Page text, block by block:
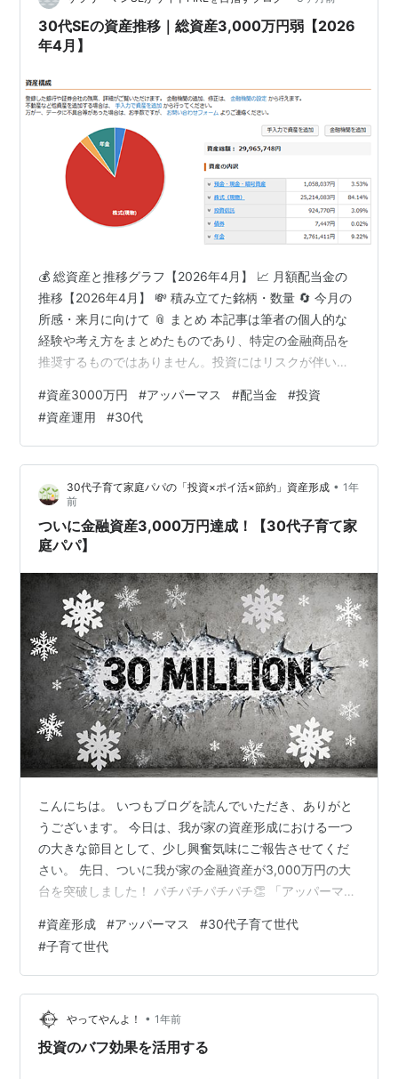
発表があり…
30代SEの資産推移｜総資産3,000万円弱【2026
年4月】
💰 総資産と推移グラフ【2026年4月】 📈 月額配当金の
推移【2026年4月】 💸 積み立てた銘柄・数量 🔄 今月の
所感・来月に向けて 📎 まとめ 本記事は筆者の個人的な
経験や考え方をまとめたものであり、特定の金融商品を
推奨するものではありません。投資にはリスクが伴いま
す。 4月もお疲れ様でした！ 今月は前月から大幅に増加
して2,996万円となりました。配当金はは17,805円いた
だけました。アメリカとイランが戦争が停戦するかもと
ニュースが出て足り、それでもアメリカがホルムズ海峡
を閉鎖するなど、かなり情報が錯綜してますが、停戦に
向かうかもとい…
#資産3000万円 #アッパーマス #配当金 #投資
#資産運用 #30代
30代子育て家庭パパの「投資×ポイ活×節約」資産形成 • 1年
前
ついに金融資産3,000万円達成！【30代子育て家
庭パパ】
こんにちは。 いつもブログを読んでいただき、ありがと
うございます。 今日は、我が家の資産形成における一つ
の大きな節目として、少し興奮気味にご報告させてくだ
さい。 先日、ついに我が家の金融資産が3,000万円の大
台を突破しました！ パチパチパチパチ👏 「アッパーマス
る私たちが到達できたことに、正直まだ実感が追いつい
ていません。 ですが、FIREへの道のりの中で、大きな目
標の一つだったので、心から嬉しく思っています。 そも
そも「アッパーマス層」とは？ すでにご存知の方も多い
かもしれませんが、「アッパーマス層」とは、株式会社
野村総合研究所（NRI）…
#資産形成 #アッパーマス #30代子育て世代
#子育て世代
やってやんよ！ • 1年前
投資のバフ効果を活用する